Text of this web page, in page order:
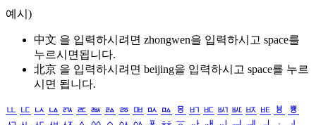
예시)
中文 을 입력하시려면 zhongwen을 입력하시고 space를
누르시면됩니다.
北京 을 입력하시려면 beijing을 입력하시고 space를 누르
시면 됩니다.
ㅥ ㅦ ㅧ ㅨ ㅩ ㅪ ㅫ ㅬ ㅭ ㅮ ㅯ ㅰ ㅱ ㅲ ㅳ ㅴ ㅵ ㅶ ㅷ ㅸ
ㅹ